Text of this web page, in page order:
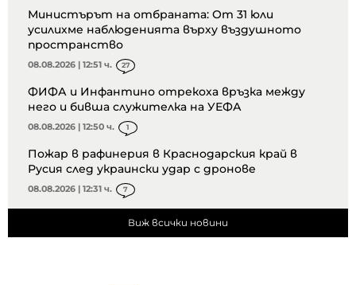
Министърът на отбраната: От 31 юли
усилихме наблюденията върху въздушното
пространство
08.08.2026 | 12:51 ч. 27
ФИФА и Инфантино отрекоха връзка между
него и бивша служителка на УЕФА
08.08.2026 | 12:50 ч. 1
Пожар в рафинерия в Краснодарския край в
Русия след украински удар с дронове
08.08.2026 | 12:31 ч. 7
Виж всички новини